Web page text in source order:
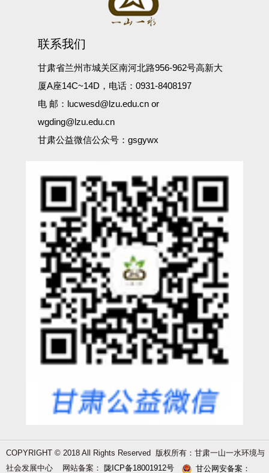
联系我们
甘肃省兰州市城关区南河北路956-962号高新大
厦A座14C~14D，电话：0931-8408197
电 邮：lucwesd@lzu.edu.cn or
wgding@lzu.edu.cn
甘肃公益微信公众号：gsgywx
COPYRIGHT © 2018 All Rights Reserved 版权所有：甘肃一山一水环境与
社会发展中心 网站备案：
陇ICP备18001912号 甘公网安备案：